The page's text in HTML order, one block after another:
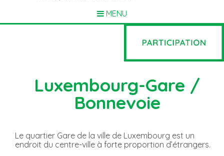
MENU
Luxembourg-Gare /
Bonnevoie
Le quartier Gare de la ville de Luxembourg est un
endroit du centre-ville à forte proportion d’étrangers.